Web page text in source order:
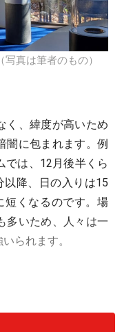
写真は筆者のもの）
く、緯度が高いため
闇に包まれます。例
では、12月後半くら
以降、日の入りは15
短くなるのです。場
多いため、人々は一
られます。